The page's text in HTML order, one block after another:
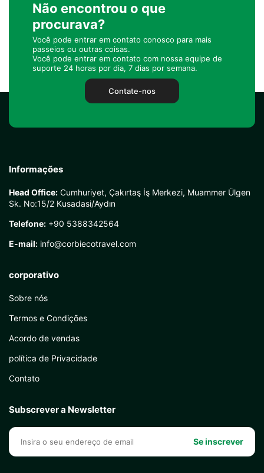
Não encontrou o que
procurava?
Você pode entrar em contato conosco para mais
passeios ou outras coisas.
Você pode entrar em contato com nossa equipe de
suporte 24 horas por dia, 7 dias por semana.
Contate-nos
Informações
Head Office: Cumhuriyet, Çakırtaş İş Merkezi, Muammer Ülgen
Sk. No:15/2 Kusadasi/Aydın
Telefone: +90 5388342564
E-mail: info@corbiecotravel.com
corporativo
Sobre nós
Termos e Condições
Acordo de vendas
política de Privacidade
Contato
Subscrever a Newsletter
Se inscrever